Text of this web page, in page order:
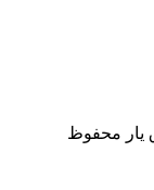
یار محفوظ